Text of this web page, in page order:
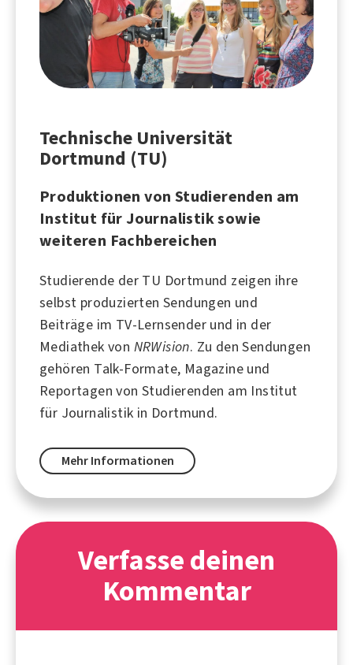
Technische Universität
Dortmund (TU)
Produktionen von Studierenden am
Institut für Journalistik sowie
weiteren Fachbereichen
Studierende der TU Dortmund zeigen ihre
selbst produzierten Sendungen und
Beiträge im TV-Lernsender und in der
Mediathek von NRWision. Zu den Sendungen
gehören Talk-Formate, Magazine und
Reportagen von Studierenden am Institut
für Journalistik in Dortmund.
Mehr Informationen
Verfasse deinen
Kommentar